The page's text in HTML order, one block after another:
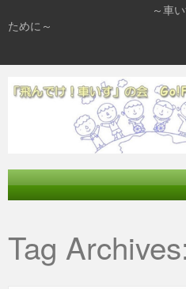
～車いすでつなぐ
ために～
参加する
Tag